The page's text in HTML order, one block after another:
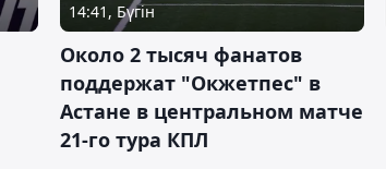
14:41, Бүгін
Около 2 тысяч фанатов
поддержат "Окжетпес" в
Астане в центральном матче
21-го тура КПЛ